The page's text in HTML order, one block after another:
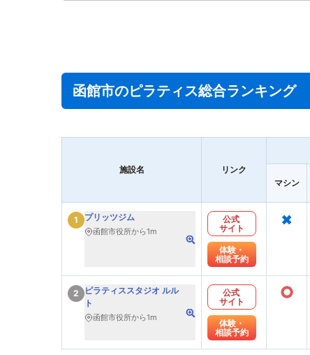
函館市のピラティス総合ランキング
施設名 リンク
マシン
1 プリッツジム
函館市役所から1m
公式
サイト
体験・
相談予約
×
2
ピラティススタジオ ルル
ト
函館市役所から1m
公式
サイト
体験・
相談予約
○